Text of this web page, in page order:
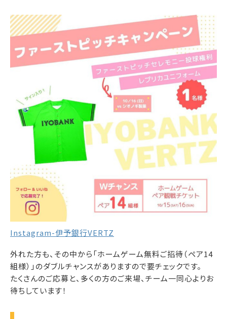
Instagram-伊予銀行VERTZ
外れた方も、その中から「ホームゲーム無料ご招待（ペア14
組様）」のダブルチャンスがありますので要チェックです。
たくさんのご応募と、多くの方のご来場、チーム一同心よりお
待ちしています！